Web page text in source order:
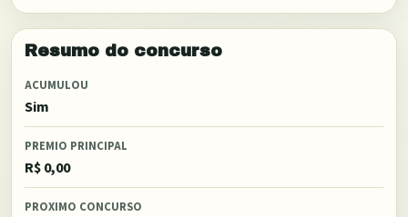
Resumo do concurso
ACUMULOU
Sim
PREMIO PRINCIPAL
R$ 0,00
PROXIMO CONCURSO